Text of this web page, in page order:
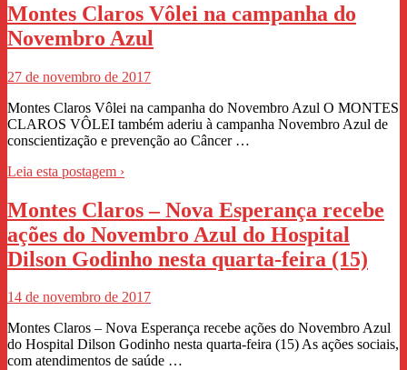
Montes Claros Vôlei na campanha do
Novembro Azul
27 de novembro de 2017
Montes Claros Vôlei na campanha do Novembro Azul O MONTES
CLAROS VÔLEI também aderiu à campanha Novembro Azul de
conscientização e prevenção ao Câncer …
Leia esta postagem ›
Montes Claros – Nova Esperança recebe
ações do Novembro Azul do Hospital
Dilson Godinho nesta quarta-feira (15)
14 de novembro de 2017
Montes Claros – Nova Esperança recebe ações do Novembro Azul
do Hospital Dilson Godinho nesta quarta-feira (15) As ações sociais,
com atendimentos de saúde …